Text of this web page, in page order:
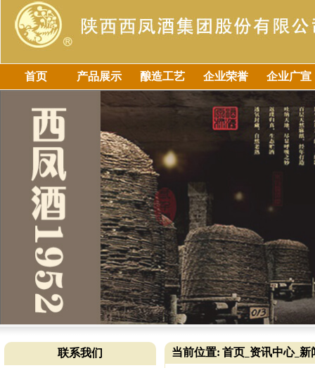
首页 产品展示 酿造工艺 企业荣誉 企业广宣
联系我们 当前位置: 首页 资讯中心_ 新